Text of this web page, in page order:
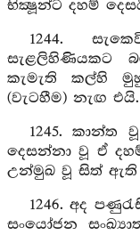
භික්‍ෂූන්ට දහම්
1244.
සැළලිහිණියකට
කැමැති කල්හි
(වැටහීම) නැඟ එයි.
1245.
දෙසන්නා වූ ඒ
උන්මුඛ වූ සිත් ඇති
1246. අද
සංයෝජන